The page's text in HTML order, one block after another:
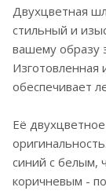
Двухцветная
стильный и
вашему образу
Изготовленная
обеспечивает
Её
синий с белым,
коричневым -